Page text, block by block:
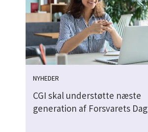
NYHEDER
CGI skal understøtte næste
generation af Forsvarets Dag